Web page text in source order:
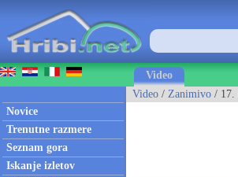
Video
Novice
Trenutne razmere
Seznam gora
Iskanje izletov
Video / Zanimivo / 17.